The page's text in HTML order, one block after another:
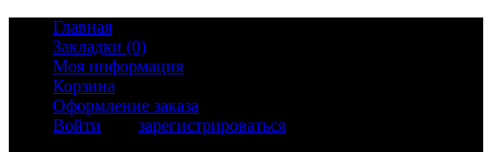
Главная
Закладки (0)
Моя информация
Корзина
Оформление заказа
Войти
зарегистрироваться